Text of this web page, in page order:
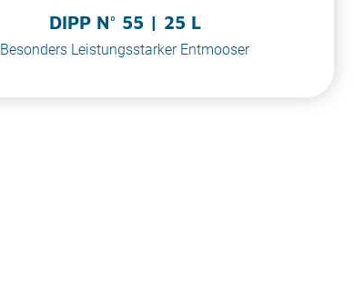
DIPP N° 55 | 25 L
Besonders Leistungsstarker Entmooser